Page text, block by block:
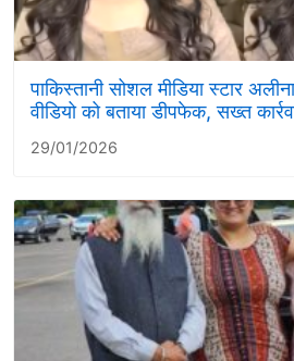
पाकिस्तानी सोशल मीडिया स्टार
वीडियो को बताया डीपफेक, सख्त
29/01/2026